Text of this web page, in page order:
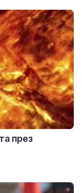
през